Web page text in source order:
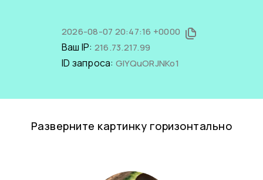
2026-08-07 20:47:16 +0000
Ваш IP: 216.73.217.99
ID запроса: GlYQuORJNKo1
Разверните картинку горизонтально